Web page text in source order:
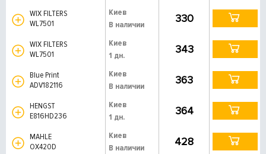
WIX FILTERS
WL7501
Киев
В наличии
330
WIX FILTERS
WL7501
Киев
1 дн.
343
Blue Print
ADV182116
Киев
В наличии
363
HENGST
E816HD236
Киев
1 дн.
364
MAHLE
OX420D
Киев
В наличии
428